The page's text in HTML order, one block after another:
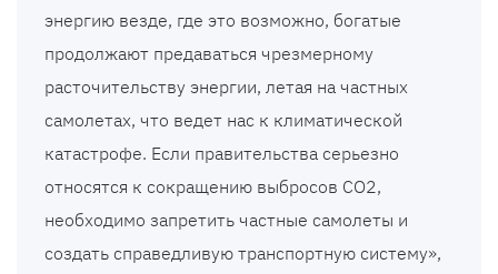
энергию везде, где это возможно, богатые
продолжают предаваться чрезмерному
расточительству энергии, летая на частных
самолетах, что ведет нас к климатической
катастрофе. Если правительства серьезно
относятся к сокращению выбросов CO2,
необходимо запретить частные самолеты и
создать справедливую транспортную систему»,